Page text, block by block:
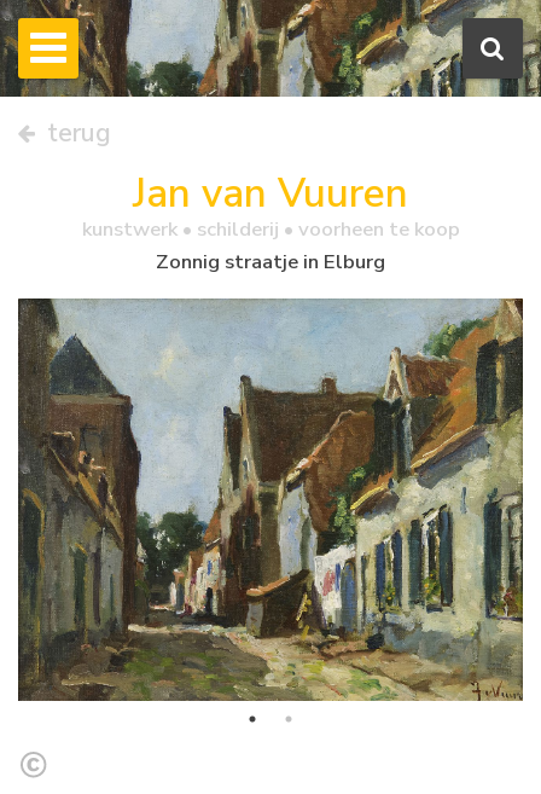
terug
Jan van Vuuren
kunstwerk • schilderij • voorheen te koop
Zonnig straatje in Elburg